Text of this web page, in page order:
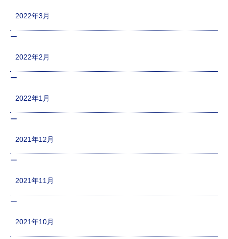
2022年3月
2022年2月
2022年1月
2021年12月
2021年11月
2021年10月